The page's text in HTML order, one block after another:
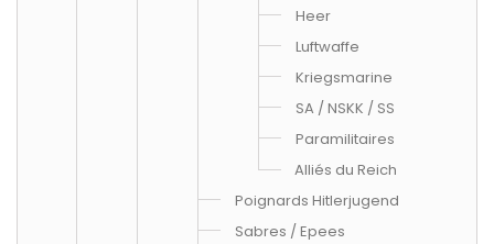
Heer
Luftwaffe
Kriegsmarine
SA / NSKK / SS
Paramilitaires
Alliés du Reich
Poignards Hitlerjugend
Sabres / Epees